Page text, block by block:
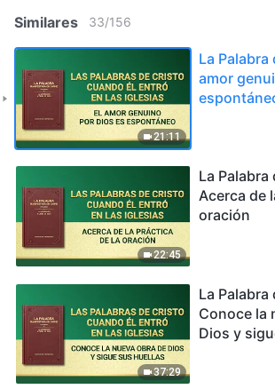
Similares 33/156
21:11
La Palabra
amor
22:45
La Palabra
Acerca de
oración
37:29
La Palabra
Conoce la
Dios y